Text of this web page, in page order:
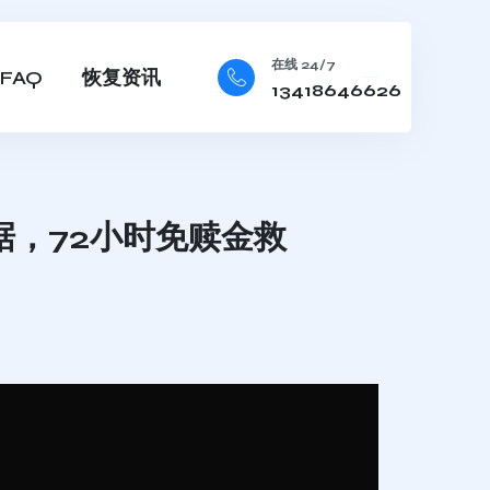
恢复资讯
在线 24/7
13418646626
72小时免赎金救